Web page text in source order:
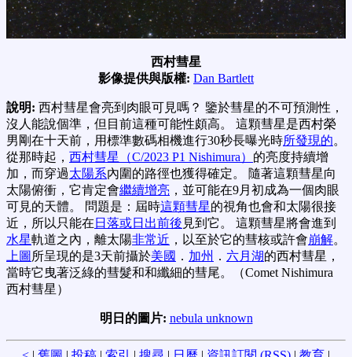
西村彗星
影像提供與版權: Dan Bartlett
說明: 西村彗星會亮到肉眼可見嗎？ 鑒於彗星的不可預測性，
沒人能說個準，但目前這種可能性頗高。 這顆彗星是西村榮
男剛在十天前，用標準數碼相機進行30秒長曝光時所發現的。
從那時起， 西村彗星（C/2023 P1 Nishimura） 的亮度持續增
加，而穿過太陽系內圍的路徑也獲得確定。 隨著這顆彗星向
太陽俯衝，它肯定會繼續增亮 ，並可能在9月初成為一個肉眼
可見的天體。 問題是：屆時這顆彗星的視角也會和太陽很接
近，所以只能在 日落或日出前後 見到它。 這顆彗星將會進到
水星軌道之內，離太陽非常近 ，以至於它的彗核或許會崩解。
上圖 所呈現的是3天前攝於美國 ． 加州 ． 六月湖的西村彗星，
當時它曳著泛綠的彗髮和和纖細的彗尾。（Comet Nishimura
西村彗星）
明日的圖片: nebula unknown